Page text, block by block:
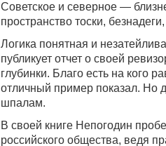
Советское и северное —
пространство тоски,
Логика понятная и
публикует отчет о своей
глубинки. Благо есть на кого
отличный пример показал. Но
шпалам.
В своей книге Непогодин
российского общества, ведя